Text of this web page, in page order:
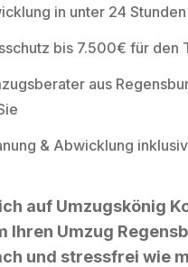
in unter 24 Stunden
bis 7.500€ für den
aus
& Abwicklung
auf Umzugskönig
Ihren Umzug
und stressfrei wie